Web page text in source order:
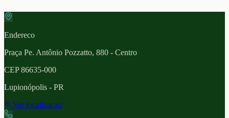
Endereco
Praça Pe. Antônio Pozzatto, 880 - Centro
CEP86635-000
Lupionópolis - PR
Ver localizacao